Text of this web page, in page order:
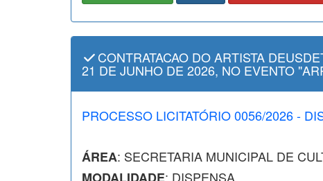
CONTRATACAO DO ARTISTA
21 DE JUNHO DE 2026, NO EVENTO
PROCESSO LICITATÓRIO 0056/2026 -
ÁREA: SECRETARIA MUNICIPAL DE
: DISPENSA